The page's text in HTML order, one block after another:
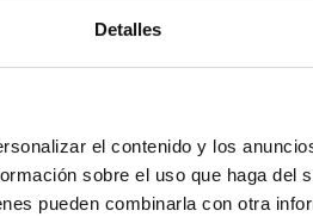
Detalles
el contenido y los
sobre el uso que haga del
pueden combinarla con otra